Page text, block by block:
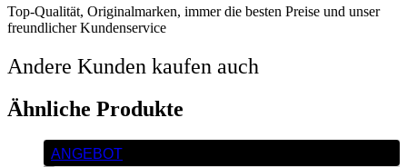
Top-Qualität, Originalmarken, immer die besten Preise und unser
freundlicher Kundenservice
Andere Kunden kaufen auch
Ähnliche Produkte
ANGEBOT